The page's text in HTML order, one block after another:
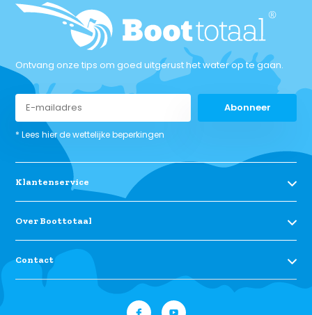
Ontvang onze tips om goed uitgerust het water op te gaan.
Abonneer
* Lees hier de wettelijke beperkingen
Klantenservice
Over Boottotaal
Contact